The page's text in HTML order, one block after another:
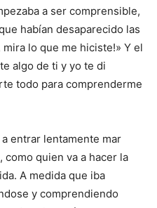
a ser comprensible,
habían desaparecido las
mira lo que me hiciste!» Y el
algo de ti y yo te di
todo para comprenderme
entrar lentamente mar
quien va a hacer la
A medida que iba
y comprendiendo